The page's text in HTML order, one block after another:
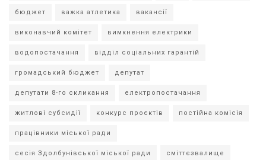
бюджет важка атлетика вакансії
виконавчий комітет вимкнення електрики
водопостачання відділ соціальних гарантій
громадський бюджет депутат
депутати 8-го скликання електропостачання
житлові субсидії конкурс проєктів постійна комісія
працівники міської ради
сесія Здолбунівської міської ради сміттєзвалище